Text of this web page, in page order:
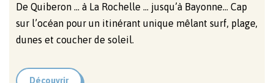
De Quiberon ... à La Rochelle ... jusqu’à Bayonne... Cap
sur l’océan pour un itinérant unique mêlant surf, plage,
dunes et coucher de soleil.
Découvrir